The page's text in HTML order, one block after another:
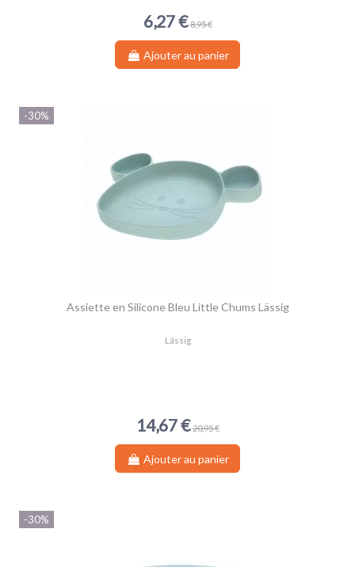
6,27 € 8,95 €
Ajouter au panier
-30%
Assiette en Silicone Bleu Little Chums Lässig
Lässig
14,67 € 20,95 €
Ajouter au panier
-30%